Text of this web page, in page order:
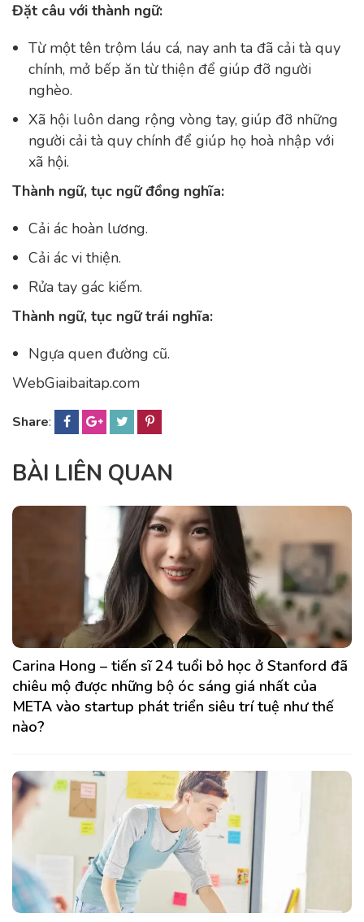
Đặt câu với thành ngữ:
Từ một tên trộm láu cá, nay anh ta đã cải tà quy
chính, mở bếp ăn từ thiện để giúp đỡ người
nghèo.
Xã hội luôn dang rộng vòng tay, giúp đỡ những
người cải tà quy chính để giúp họ hoà nhập với
xã hội.
Thành ngữ, tục ngữ đồng nghĩa:
Cải ác hoàn lương.
Cải ác vi thiện.
Rửa tay gác kiếm.
Thành ngữ, tục ngữ trái nghĩa:
Ngựa quen đường cũ.
WebGiaibaitap.com
Share:
BÀI LIÊN QUAN
Carina Hong – tiến sĩ 24 tuổi bỏ học ở Stanford đã
chiêu mộ được những bộ óc sáng giá nhất của
META vào startup phát triển siêu trí tuệ như thế
nào?